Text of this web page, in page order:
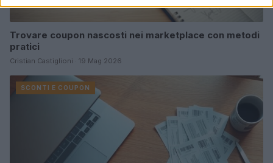
Trovare coupon nascosti nei marketplace con metodi
pratici
Cristian Castiglioni · 19 Mag 2026
SCONTI E COUPON